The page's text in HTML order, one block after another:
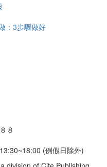
：3步驟做好
８
(例假日除外)